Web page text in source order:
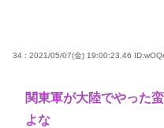
34 : 2021/05/07(金) 19:00:23.46
関東軍が大陸でやった
よな